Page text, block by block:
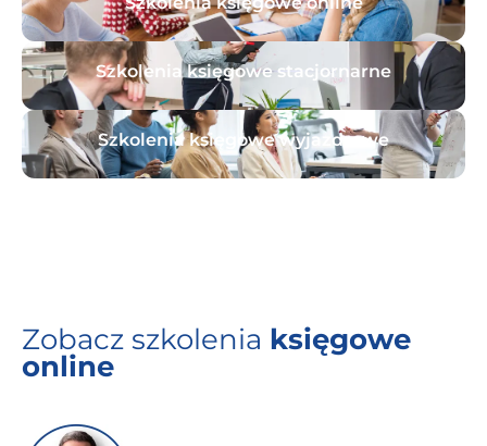
Szkolenia księgowe stacjornarne
Szkolenia księgowe wyjazdrowe
Zobacz szkolenia księgowe
online